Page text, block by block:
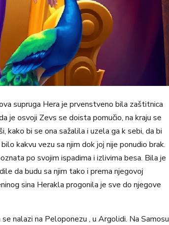
supruga Hera je prvenstveno bila zaštitnica
je osvoji Zevs se doista pomučio, na kraju se
kako bi se ona sažalila i uzela ga k sebi, da bi
kakvu vezu sa njim dok joj nije ponudio brak.
po svojim ispadima i izlivima besa. Bila je
da budu sa njim tako i prema njegovoj
sina Herakla progonila je sve do njegove
nalazi na Peloponezu , u Argolidi. Na Samosu